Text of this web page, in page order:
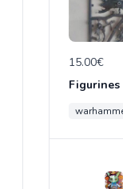
15.00€